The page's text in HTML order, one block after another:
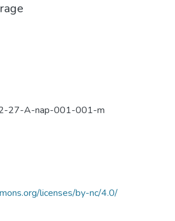
27-A-nap-001-001-m
licenses/by-nc/4.0/